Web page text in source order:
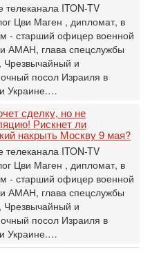
телеканала ITON-TV
Цви Маген , дипломат, в
- старший офицер военной
АМАН, глава спецслужбы
‎Чрезвычайный и
посол Израиля в
Украине.…
сделку, но не
Рискнет ли
накрыть Москву 9 мая?
телеканала ITON-TV
Цви Маген , дипломат, в
- старший офицер военной
АМАН, глава спецслужбы
‎Чрезвычайный и
посол Израиля в
Украине.…